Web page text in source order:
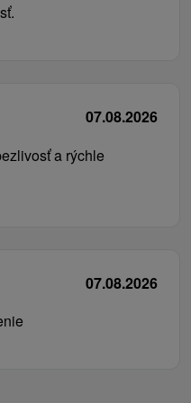
07.08.2026
a rýchle
07.08.2026